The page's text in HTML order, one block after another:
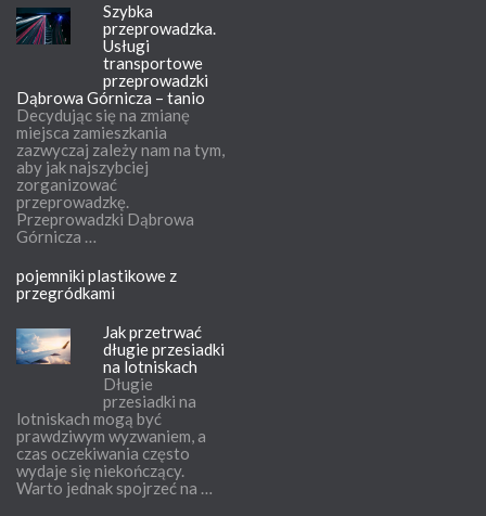
Szybka
przeprowadzka.
Usługi
transportowe
przeprowadzki
Dąbrowa Górnicza – tanio
Decydując się na zmianę
miejsca zamieszkania
zazwyczaj zależy nam na tym,
aby jak najszybciej
zorganizować
przeprowadzkę.
Przeprowadzki Dąbrowa
Górnicza …
pojemniki plastikowe z
przegródkami
Jak przetrwać
długie przesiadki
na lotniskach
Długie
przesiadki na
lotniskach mogą być
prawdziwym wyzwaniem, a
czas oczekiwania często
wydaje się niekończący.
Warto jednak spojrzeć na …